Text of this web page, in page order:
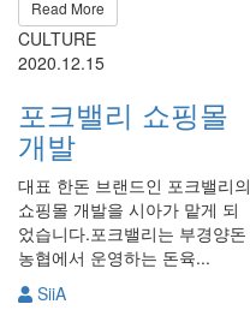
Read More
CULTURE
2020.12.15
포크밸리 쇼핑몰
개발
대표 한돈 브랜드인 포크밸리의
쇼핑몰 개발을 시아가 맡게 되
었습니다.포크밸리는 부경양돈
농협에서 운영하는 돈육...
SiiA